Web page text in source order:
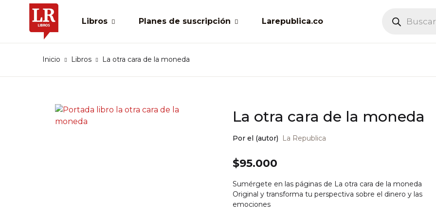
Libros Planes de suscripción Larepublica.co
Menú
Libros
Tienda Libros
Planes
Ver todos los planes
Tu
Inicio Libros La otra cara de la moneda
La otra cara de la moneda
Por el (autor) La Republica
$95.000
Sumérgete en las páginas de La otra cara de la moneda
Original y transforma tu perspectiva sobre el dinero y las
emociones